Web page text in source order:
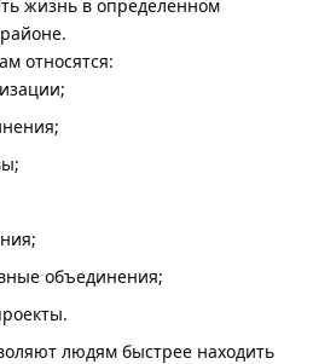
жизнь в определённом
относятся:
объединения;
людям быстрее находить